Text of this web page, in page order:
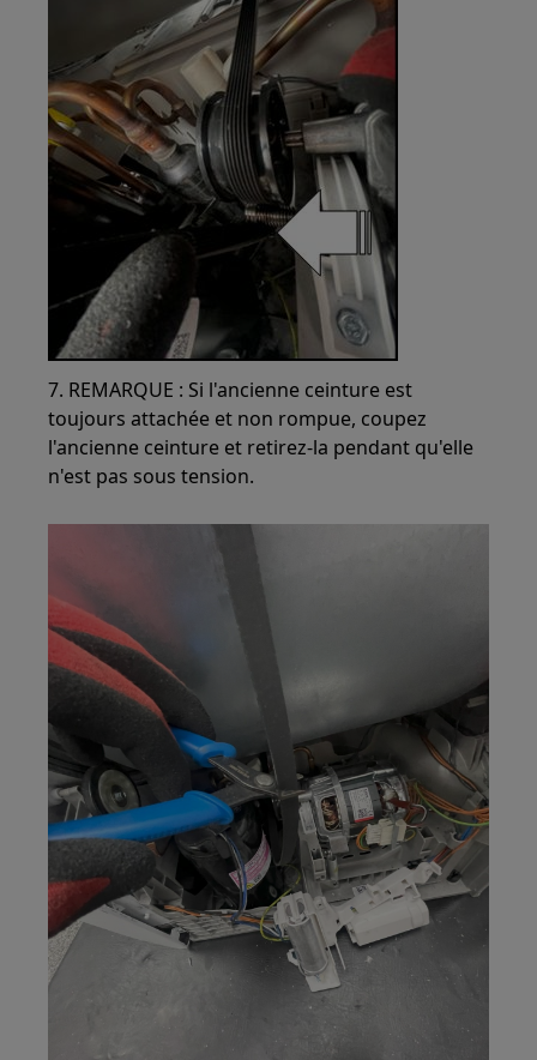
7. REMARQUE : Si l'ancienne ceinture est
toujours attachée et non rompue, coupez
l'ancienne ceinture et retirez-la pendant qu'elle
n'est pas sous tension.